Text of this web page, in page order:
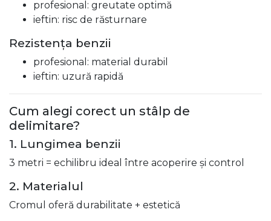
profesional: greutate optimă
ieftin: risc de răsturnare
Rezistența benzii
profesional: material durabil
ieftin: uzură rapidă
Cum alegi corect un stâlp de
delimitare?
1. Lungimea benzii
3 metri = echilibru ideal între acoperire și control
2. Materialul
Cromul oferă durabilitate + estetică